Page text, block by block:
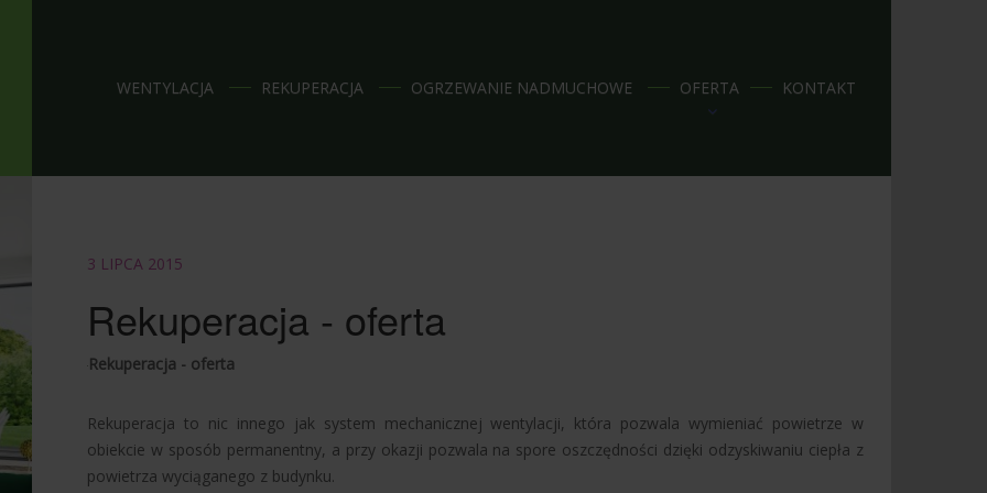
WENTYLACJA REKUPERACJA OGRZEWANIE NADMUCHOWE OFERTA KONTAKT
3 LIPCA 2015
Rekuperacja - oferta
Rekuperacja - oferta
Rekuperacja to nic innego jak system mechanicznej wentylacji, która pozwala wymieniać powietrze w
obiekcie w sposób permanentny, a przy okazji pozwala na spore oszczędności dzięki odzyskiwaniu ciepła z
powietrza wyciąganego z budynku.